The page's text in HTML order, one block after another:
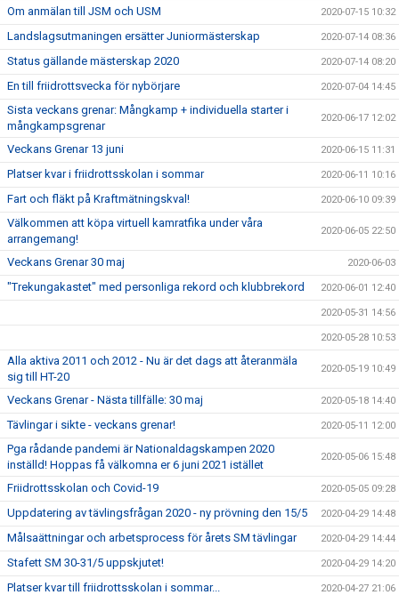
Om anmälan till JSM och USM 2020-07-15 10:32
Landslagsutmaningen ersätter Juniormästerskap 2020-07-14 08:36
Status gällande mästerskap 2020 2020-07-14 08:20
En till friidrottsvecka för nybörjare 2020-07-04 14:45
Sista veckans grenar: Mångkamp + individuella starter i
mångkampsgrenar
2020-06-17 12:02
Veckans Grenar 13 juni 2020-06-15 11:31
Platser kvar i friidrottsskolan i sommar 2020-06-11 10:16
Fart och fläkt på Kraftmätningskval! 2020-06-10 09:39
Välkommen att köpa virtuell kamratfika under våra
arrangemang!
2020-06-05 22:50
Veckans Grenar 30 maj 2020-06-03
"Trekungakastet" med personliga rekord och klubbrekord 2020-06-01 12:40
2020-05-31 14:56
2020-05-28 10:53
Alla aktiva 2011 och 2012 - Nu är det dags att återanmäla
sig till HT-20
2020-05-19 10:49
Veckans Grenar - Nästa tillfälle: 30 maj 2020-05-18 14:40
Tävlingar i sikte - veckans grenar! 2020-05-11 12:00
Pga rådande pandemi är Nationaldagskampen 2020
inställd! Hoppas få välkomna er 6 juni 2021 istället
2020-05-06 15:48
Friidrottsskolan och Covid-19 2020-05-05 09:28
Uppdatering av tävlingsfrågan 2020 - ny prövning den 15/5 2020-04-29 14:48
Målsaättningar och arbetsprocess för årets SM tävlingar 2020-04-29 14:44
Stafett SM 30-31/5 uppskjutet! 2020-04-29 14:20
Platser kvar till friidrottsskolan i sommar... 2020-04-27 21:06